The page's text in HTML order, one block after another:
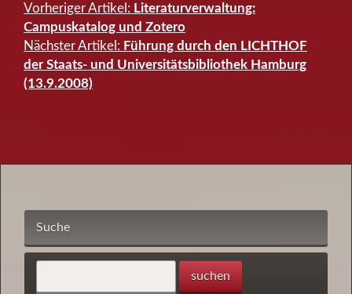
Beitragsnavigation
Vorheriger Artikel: Literaturverwaltung:
Campuskatalog und Zotero
Nächster Artikel: Führung durch den LICHTHOF
der Staats- und Universitätsbibliothek Hamburg
(13.9.2008)
Suche